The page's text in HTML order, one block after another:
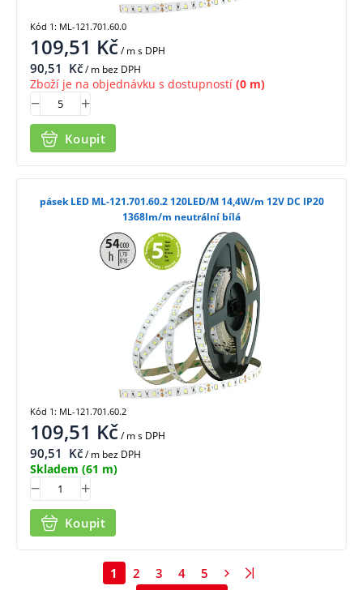
109,51 Kč/ ms DPH
90,51 Kč/ m bez DPH
Zboží je na objednávku s dostupností (0 m)
Koupit
Kód 1: ML-121.701.60.0
pásek LED ML-121.701.60.2 120LED/M 14,4W/m 12V DC IP20
1368lm/m neutrální bílá
109,51 Kč/ ms DPH
90,51 Kč/ m bez DPH
Skladem (61 m)
Koupit
Kód 1: ML-121.701.60.2
1 2 3 4 5